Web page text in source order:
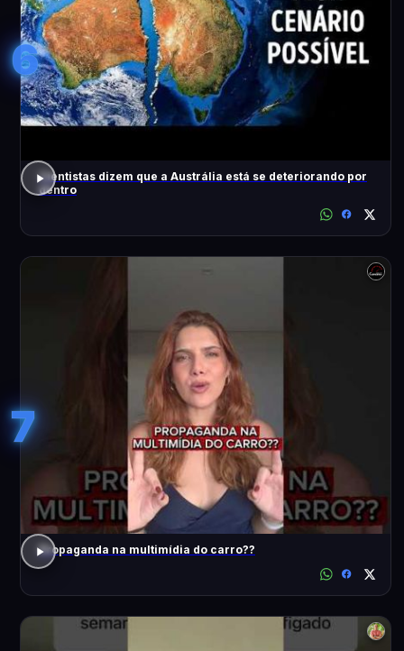
6
Cientistas dizem que a Austrália está se deteriorando por
dentro
7
Propaganda na multimídia do carro??